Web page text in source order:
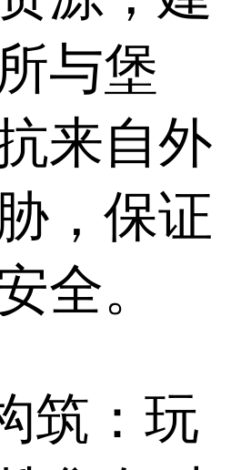
与堡
来自外
，保证
全。
筑：玩